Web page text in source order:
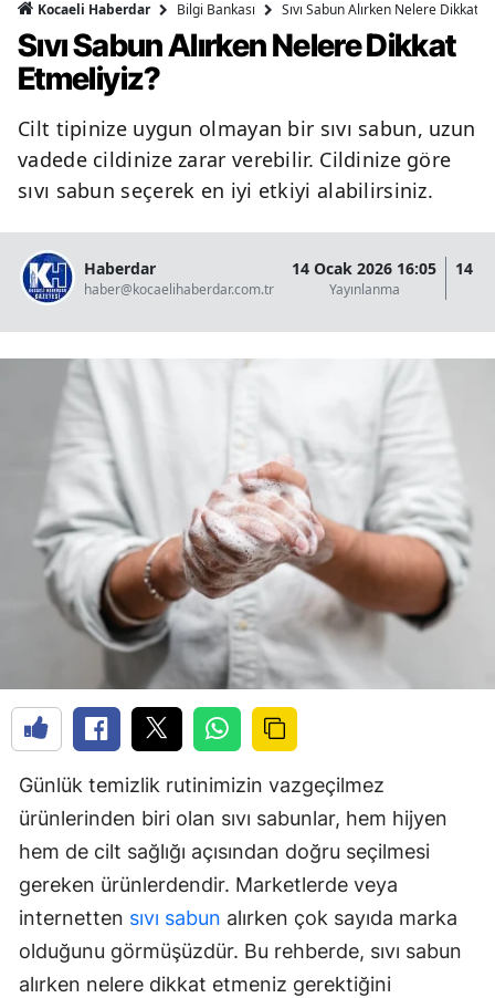
Kocaeli Haberdar Bilgi Bankası Sıvı Sabun Alırken Nelere Dikkat
Sıvı Sabun Alırken Nelere Dikkat
Etmeliyiz?
Cilt tipinize uygun olmayan bir sıvı sabun, uzun
vadede cildinize zarar verebilir. Cildinize göre
sıvı sabun seçerek en iyi etkiyi alabilirsiniz.
Haberdar
haber@kocaelihaberdar.com.tr
14 Ocak 2026 16:05
Yayınlanma
14
Günlük temizlik rutinimizin vazgeçilmez
ürünlerinden biri olan sıvı sabunlar, hem hijyen
hem de cilt sağlığı açısından doğru seçilmesi
gereken ürünlerdendir. Marketlerde veya
internetten sıvı sabun alırken çok sayıda marka
olduğunu görmüşüzdür. Bu rehberde, sıvı sabun
alırken nelere dikkat etmeniz gerektiğini